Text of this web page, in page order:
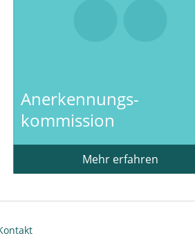
Anerkennungs-
kommission
Mehr erfahren